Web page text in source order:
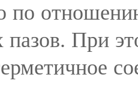
по
пазов. При